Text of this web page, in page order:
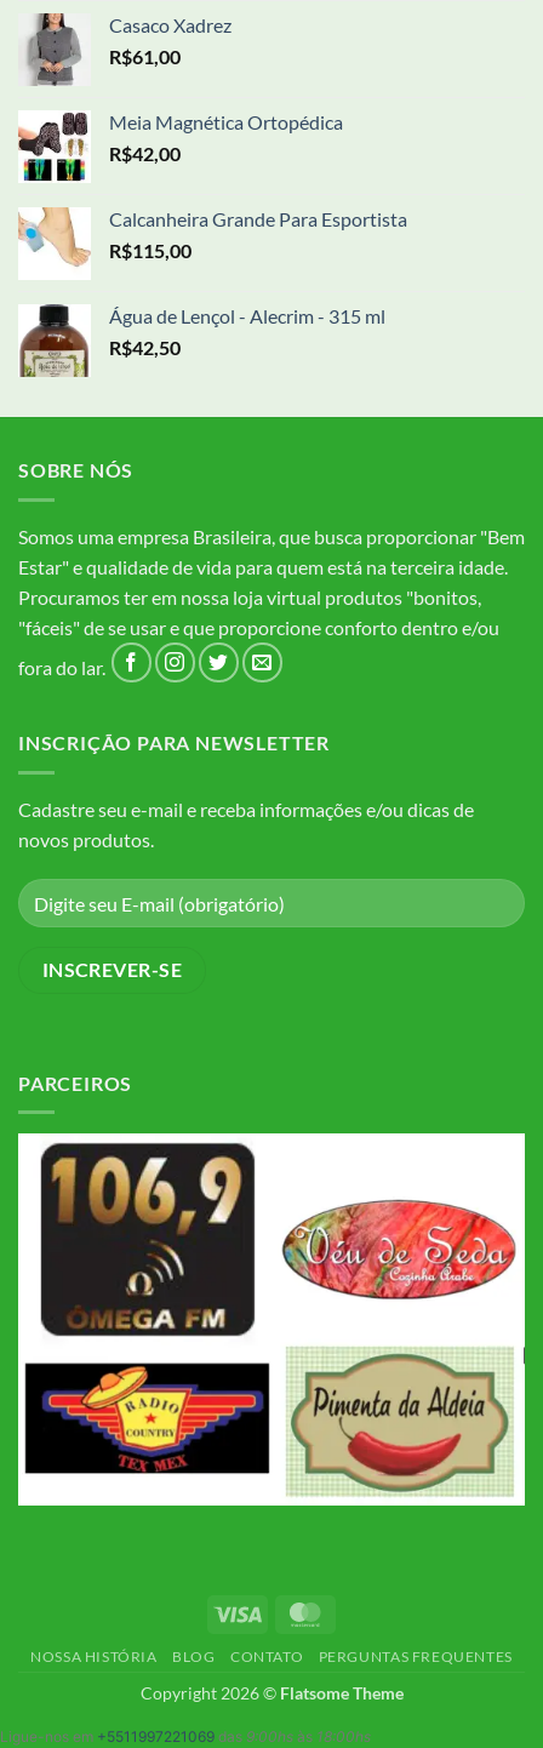
Casaco Xadrez
R$61,00
Meia Magnética Ortopédica
R$42,00
Calcanheira Grande Para Esportista
R$115,00
Água de Lençol - Alecrim - 315 ml
R$42,50
SOBRE NÓS
Somos uma empresa Brasileira, que busca proporcionar "Bem
Estar" e qualidade de vida para quem está na terceira idade.
Procuramos ter em nossa loja virtual produtos "bonitos,
"fáceis" de se usar e que proporcione conforto dentro e/ou
fora do lar.
INSCRIÇÃO PARA NEWSLETTER
Cadastre seu e-mail e receba informações e/ou dicas de
novos produtos.
PARCEIROS
Visa
NOSSA HISTÓRIA BLOG CONTATO PERGUNTAS FREQUENTES
Copyright 2026 © Flatsome Theme
Ligue-nos em +5511997221069 das 9:00hs às 18:00hs